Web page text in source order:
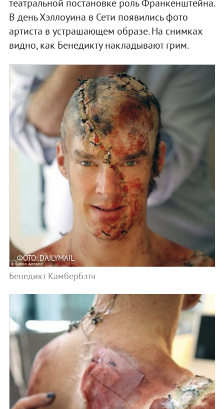
театральной постановке роль Франкенштейна.
В день Хэллоуина в Сети появились фото
артиста в устрашающем образе. На снимках
видно, как Бенедикту накладывают грим.
ФОТО: DAILYMAIL
Бенедикт Камбербэтч